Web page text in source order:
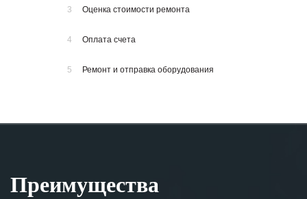
3 Оценка стоимости ремонта
4 Оплата счета
5 Ремонт и отправка оборудования
Преимущества